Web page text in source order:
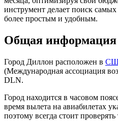
инструмент делает поиск
более простым и удобным.
Общая информация
Город Диллон расположен в
(Международная ассоциация
DLN.
Город находится в часовом
время вылета на авиабилетах
поэтому всегда стоит